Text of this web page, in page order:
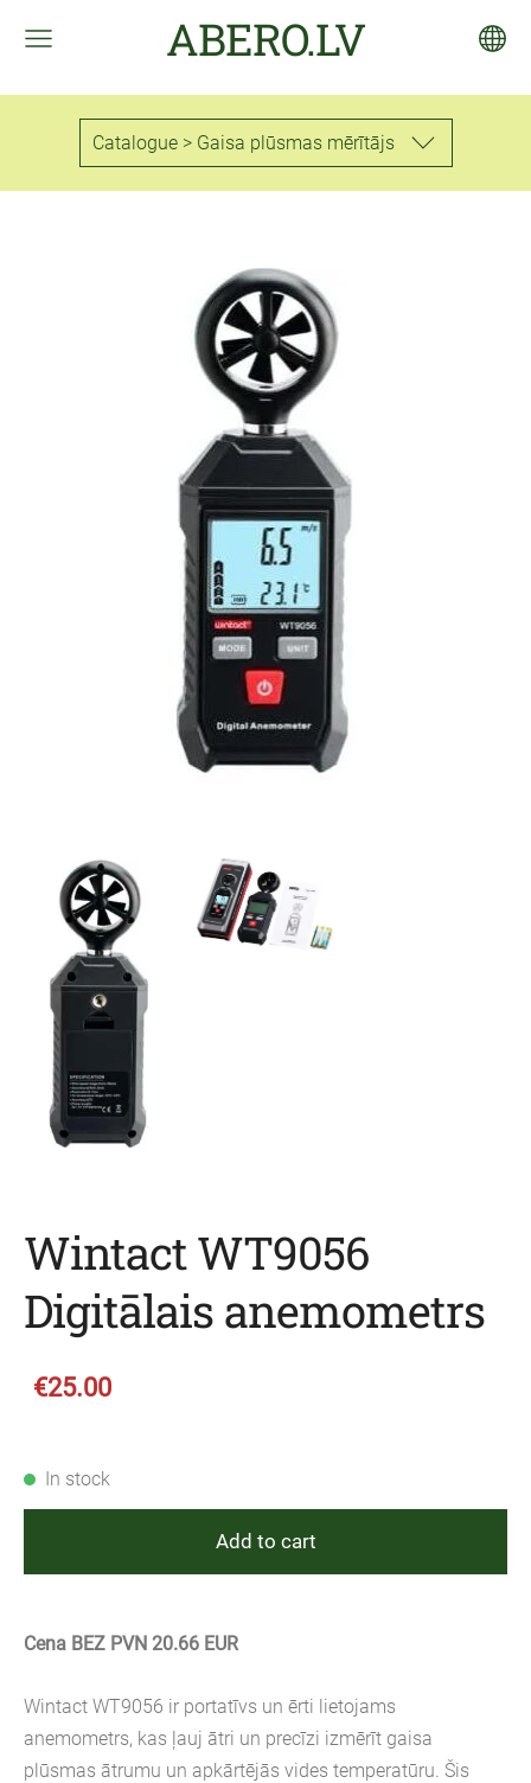
ABERO.LV
Catalogue > Gaisa plūsmas mērītājs
Wintact WT9056
Digitālais anemometrs
€25.00
In stock
Add to cart
Cena BEZ PVN 20.66 EUR
Wintact WT9056 ir portatīvs un ērti lietojams
anemometrs, kas ļauj ātri un precīzi izmērīt gaisa
plūsmas ātrumu un apkārtējās vides temperatūru. Šis